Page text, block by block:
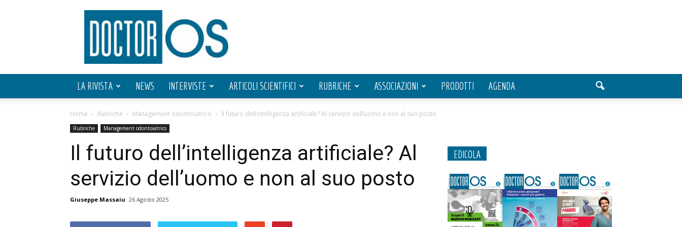
Doctor
OS
LA RIVISTA NEWS INTERVISTE ARTICOLI SCIENTIFICI RUBRICHE ASSOCIAZIONI PRODOTTI AGENDA
Home Rubriche Management odontoiatrico Il futuro dell’intelligenza artificiale? Al servizio dell’uomo e non al suo posto
Rubriche Management odontoiatrico
Il futuro dell’intelligenza artificiale? Al
servizio dell’uomo e non al suo posto
Giuseppe Massaiu 26 Agosto 2025
EDICOLA